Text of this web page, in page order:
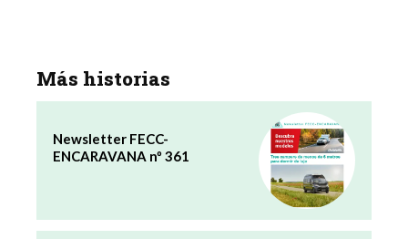
Más historias
Newsletter FECC-
ENCARAVANA nº 361